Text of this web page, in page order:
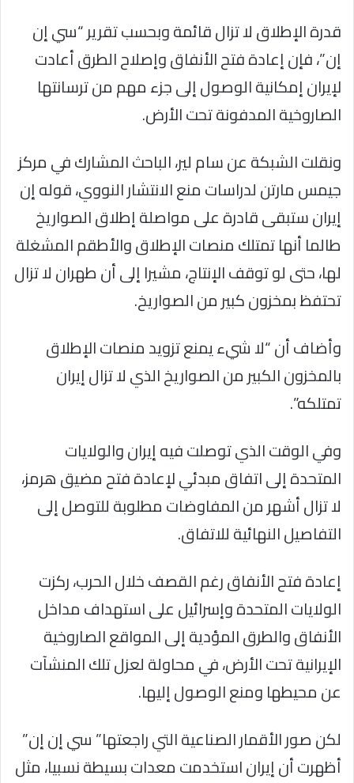
قدرة الإطلاق لا تزال قائمة وبحسب تقرير “سي إن
إن”، فإن إعادة فتح الأنفاق وإصلاح الطرق أعادت
لإيران إمكانية الوصول إلى جزء مهم من ترسانتها
الصاروخية المدفونة تحت الأرض.
ونقلت الشبكة عن سام لير، الباحث المشارك في مركز
جيمس مارتن لدراسات منع الانتشار النووي، قوله إن
إيران ستبقى قادرة على مواصلة إطلاق الصواريخ
طالما أنها تمتلك منصات الإطلاق والأطقم المشغلة
لها، حتى لو توقف الإنتاج، مشيرا إلى أن طهران لا تزال
تحتفظ بمخزون كبير من الصواريخ.
وأضاف أن “لا شيء يمنع تزويد منصات الإطلاق
بالمخزون الكبير من الصواريخ الذي لا تزال إيران
تمتلكه”.
وفي الوقت الذي توصلت فيه إيران والولايات
المتحدة إلى اتفاق مبدئي لإعادة فتح مضيق هرمز،
لا تزال أشهر من المفاوضات مطلوبة للتوصل إلى
التفاصيل النهائية للاتفاق.
إعادة فتح الأنفاق رغم القصف خلال الحرب، ركزت
الولايات المتحدة وإسرائيل على استهداف مداخل
الأنفاق والطرق المؤدية إلى المواقع الصاروخية
الإيرانية تحت الأرض، في محاولة لعزل تلك المنشآت
عن محيطها ومنع الوصول إليها.
لكن صور الأقمار الصناعية التي راجعتها” سي إن إن”
أظهرت أن إيران استخدمت معدات بسيطة نسبيا، مثل